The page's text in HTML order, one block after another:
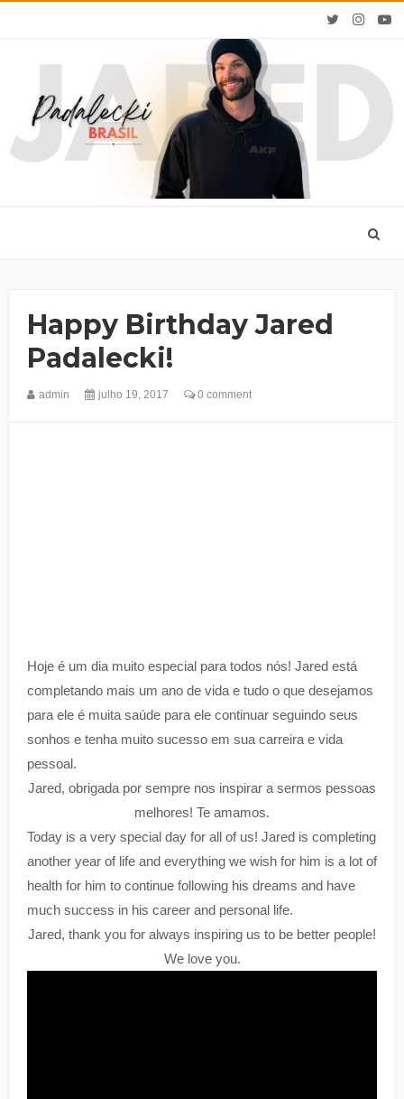
Happy Birthday Jared
Padalecki!
admin julho 19, 2017 0 comment
Hoje é um dia muito especial para todos nós! Jared está
completando mais um ano de vida e tudo o que desejamos
para ele é muita saúde para ele continuar seguindo seus
sonhos e tenha muito sucesso em sua carreira e vida
pessoal.
Jared, obrigada por sempre nos inspirar a sermos pessoas
melhores! Te amamos.
Today is a very special day for all of us! Jared is completing
another year of life and everything we wish for him is a lot of
health for him to continue following his dreams and have
much success in his career and personal life.
Jared, thank you for always inspiring us to be better people!
We love you.